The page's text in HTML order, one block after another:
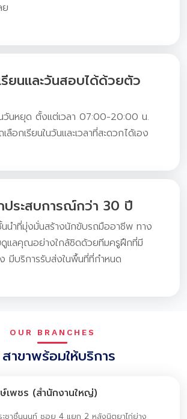
ย
รียนและวันสอบได้ด้วยตัว
นวันหยุด ตั้งแต่เวลา 07:00-20:00 น.
ลือกเรียนในวันและเวลาที่สะดวกได้เอง
ประสบการณ์กว่า 30 ปี
นนำที่มุ่งมั่นสร้างนักขับรถมืออาชีพ ทาง
ดูแลคุณอย่างใกล้ชิดด้วยทีมครูฝึกที่มี
มีบริการรับส่งในพื้นที่ที่กำหนด
OUR BRANCHES
าขาพร้อมให้บริการ
เพชร (สำนักงานใหญ่)
ะชาชื่นนนท์ ซอย 4 แยก 2 หลังนิตยาไก่ย่าง